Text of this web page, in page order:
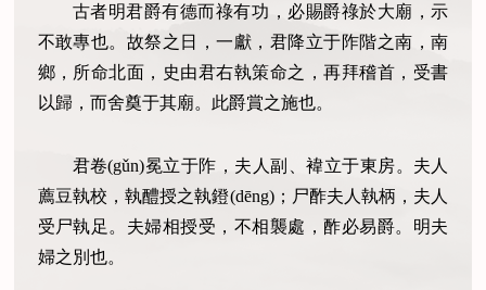
古者明君爵有德而祿有功，必賜爵祿於大廟，示
不敢專也。故祭之日，一獻，君降立于阼階之南，南
鄉，所命北面，史由君右執策命之，再拜稽首，受書
以歸，而舍奠于其廟。此爵賞之施也。
君卷(gǔn)冕立于阼，夫人副、褘立于東房。夫人
薦豆執校，執醴授之執鐙(dēng)；尸酢夫人執柄，夫人
受尸執足。夫婦相授受，不相襲處，酢必易爵。明夫
婦之別也。